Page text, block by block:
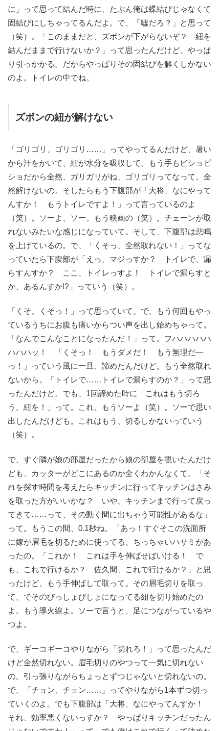
に」って思って結んだ時に、たぶん俺は蝶結びじゃなくて
固結びにしちゃってるんだよ。で、「嘘だろ？」と思って
（笑）。「このままだと、ズボンが下がらないぞ？ 紐を
結んだままで行けないか？」って思ったんだけど、やっぱ
り引っかかる。だからやっぱりその固結びを解くしかない
のよ。トイレの中でね。
ズボンの紐が解けない
「ゴリゴリ、ゴリゴリ……」ってやってるんだけど、暑い
から汗をかいて、紐が水分を吸収して。もう手もビショビ
ショだから全然、ガリガリがね、ゴリゴリってなって。全
然解けないの。そしたらもう下腹部が「大将、なにやって
んすか！ もうトイレですよ！」って言っているのよ
（笑）。ソーよ、ソー。もう映画の（笑）。チェーンが取
れないみたいな感じになっていて。そして、下腹部は悲鳴
を上げているの。で、「くそっ、全然取れない！」ってな
っていたら下腹部が「えっ、マジっすか？ トイレで、漏
らすんすか？ ここ、トイレっすよ！ トイレで漏らすと
か、あるんすか!?」っていう（笑）。
「くそ、くそっ！」って思っていて。で、もう何回もやっ
ているうちにお腹も痛いからつい声を出し始めちゃって。
「なんでこんなことになったんだ！」って。フハハハハハ
ハハハッ！ 「くそっ！ もうダメだ！ もう無理だ―
っ！」っていう風に一旦、諦めたんだけど。もう全然取れ
ないから。「トイレで……トイレで漏らすのか？」って思
ったんだけど。でも、1回諦めた時に「これはもう切ろ
う。紐を！」って。これ、もうソーよ（笑）。ソーで思い
出したんだけども。これはもう、切るしかないっていう
（笑）。
で、すぐ隣が娘の部屋だったから娘の部屋を覗いたんだけ
ども、カッターがどこにあるのか全くわかんなくて。「そ
れを探す時間を考えたらキッチンに行ってキッチンはさみ
を取った方がいいかな？ いや、キッチンまで行って戻っ
てきて……って、その動く間に出ちゃう可能性があるな」
って。もうこの間、0.1秒ね。「あっ！すぐそこの洗面所
に嫁が眉毛を切るために使ってる、ちっちゃいハサミがあ
ったの。「これか！ これは手を伸ばせばいける！ で
も、これで行けるか？ 佐久間、これで行けるか？」と思
ったけど、もう手伸ばして取って。その眉毛切りを取っ
て、でそのびっしょびしょになってる紐を切り始めたの
よ。もう導火線よ。ソーで言うと、足につながっているや
つよ。
で、ギーコギーコやりながら「切れろ！」って思ったんだ
けど全然切れない。眉毛切りのやつって一気に切れない
の。引っ張りながらちょっとずつじゃないと切れないの。
で、「チョン、チョン……」ってやりながら1本ずつ切っ
ていくのよ。でも下腹部は「大将、なにやってんすか！
それ、効率悪くないっすか？ やっぱりキッチンだったん